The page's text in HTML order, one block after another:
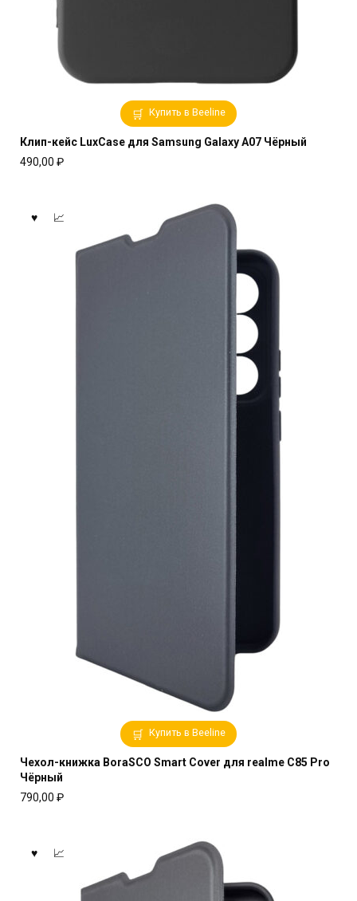
Купить в Beeline
Клип-кейс LuxCase для Samsung Galaxy A07 Чёрный
490,00 ₽
Купить в Beeline
Чехол-книжка BoraSCO Smart Cover для realme C85 Pro
Чёрный
790,00 ₽